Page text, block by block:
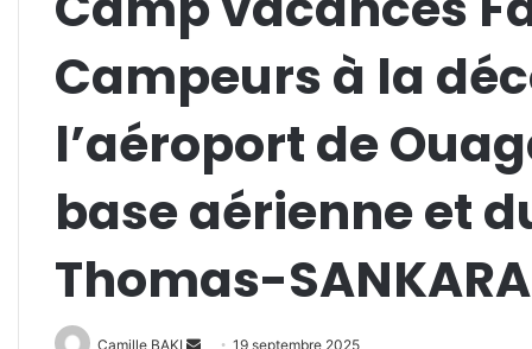
Campeurs à la
l’aéroport de
base aérienne et
Thomas-SANKARA
Camille BAKI
Envoyer19 septembre 2025